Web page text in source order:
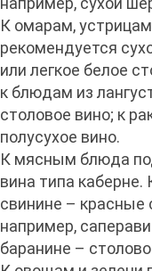
К омарам,
рекомендуется
или легкое белое
к блюдам из
столовое вино; к
полусухое вино.
К мясным блюда
вина типа
свинине – красные
например,
баранине –